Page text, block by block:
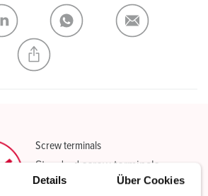
Details Über Cookies
ADD
CREATE A NEW LIST
Screw terminals
Standard screw terminals